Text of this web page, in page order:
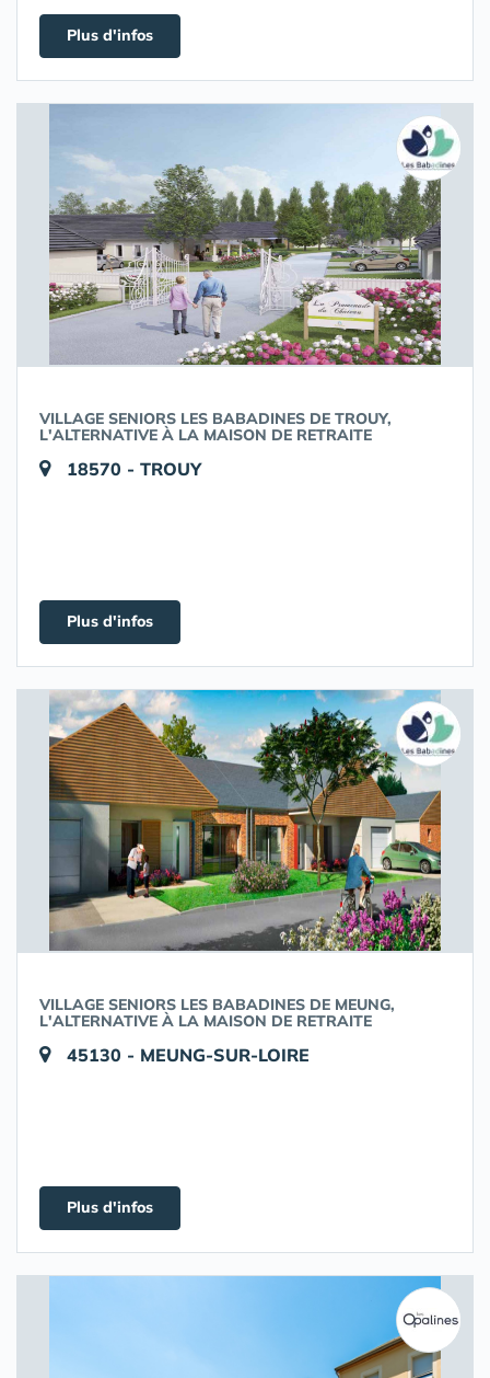
Plus d'infos
VILLAGE SENIORS LES BABADINES DE TROUY,
L'ALTERNATIVE À LA MAISON DE RETRAITE
18570 - TROUY
Plus d'infos
VILLAGE SENIORS LES BABADINES DE MEUNG,
L'ALTERNATIVE À LA MAISON DE RETRAITE
45130 - MEUNG-SUR-LOIRE
Plus d'infos